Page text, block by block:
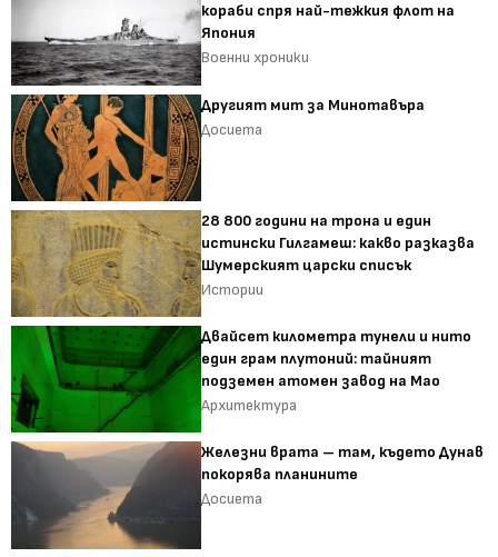
кораби спря най-тежкия флот на
Япония
Военни хроники
Другият мит за Минотавъра
Досиета
28 800 години на трона и един
истински Гилгамеш: какво разказва
Шумерският царски списък
Истории
Двайсет километра тунели и нито
един грам плутоний: тайният
подземен атомен завод на Мао
Архитектура
Железни врата – там, където Дунав
покорява планините
Досиета